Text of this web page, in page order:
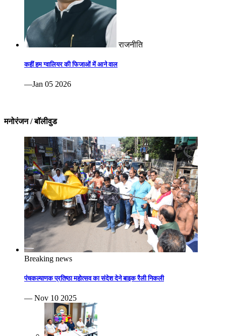
राजनीति
कहीं हम ग्वालियर की फिजाओं में आने वाल
—Jan 05 2026
मनोरंजन / बॉलीवुड
Breaking news
पंचकल्याणक प्रतिष्ठा महोत्सव का संदेश देने बाइक रैली निकली
— Nov 10 2025